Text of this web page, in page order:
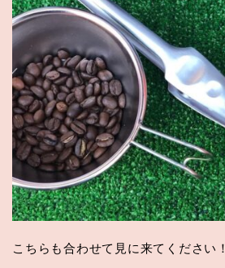
こちらも合わせて見に来てください！